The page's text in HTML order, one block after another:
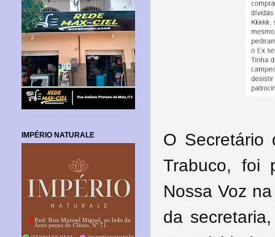
O Secretário
Trabuco, foi
Nossa Voz
da
IMPÉRIO NATURALE